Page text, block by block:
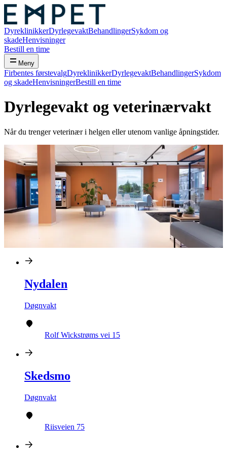
DyreklinikkerDyrlegevaktBehandlingerSykdom og
skadeHenvisninger
Bestill en time
Meny
Firbentes førstevalgDyreklinikkerDyrlegevaktBehandlingerSykdom
og skadeHenvisningerBestill en time
Dyrlegevakt og veterinærvakt
Når du trenger veterinær i helgen eller utenom vanlige åpningstider.
Nydalen
Døgnvakt
Rolf Wickstrøms vei 15
Skedsmo
Døgnvakt
Riisveien 75